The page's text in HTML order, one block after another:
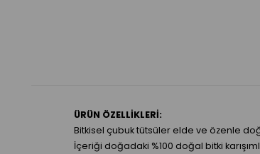
ÜRÜN ÖZELLİKLERİ:
Bitkisel çubuk tütsüler elde ve özenle
İçeriği doğadaki %100 doğal bitki